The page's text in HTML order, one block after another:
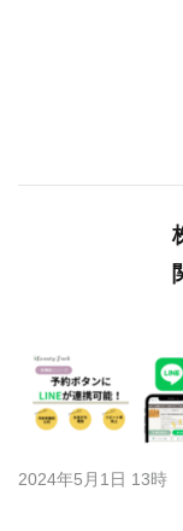
2024年5月1日 13時